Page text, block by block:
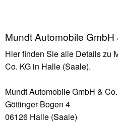
Mundt Automobile GmbH
Hier finden Sie alle Details zu
Co. KG in Halle (Saale).
Mundt Automobile GmbH &
Göttinger Bogen 4
06126 Halle (Saale)